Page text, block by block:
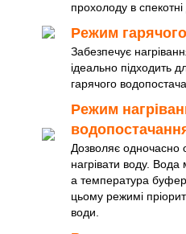
прохолоду в спекотні
Режим
Забезпечує
ідеально підходить
гарячого
Режим
Дозволяє одночасно
нагрівати воду. Вода
а температура
цьому режимі
води.